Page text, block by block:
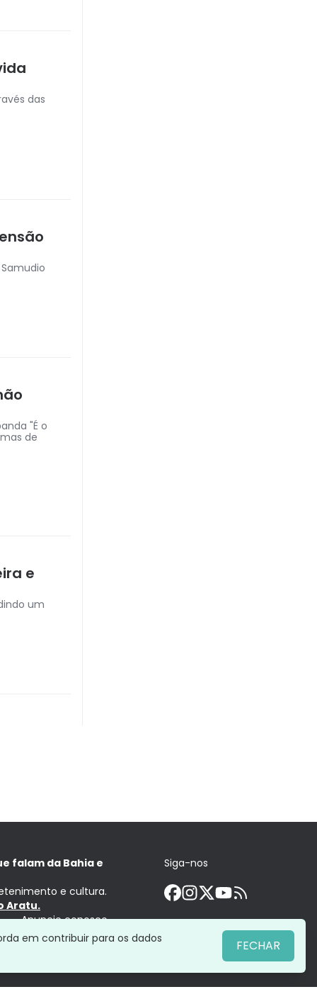
das
"É o
de
e
um
falam da Bahia e
e cultura.
Aratu.
Anuncie conosco
Siga-nos
em contribuir para os dados
FECHAR